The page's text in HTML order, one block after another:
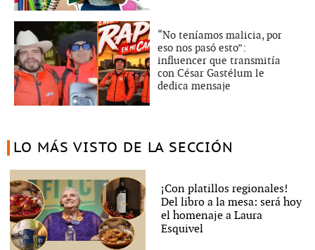
“No teníamos malicia, por
eso nos pasó esto”:
influencer que transmitía
con César Gastélum le
dedica mensaje
LO MÁS VISTO DE LA SECCIÓN
¡Con platillos regionales!
Del libro a la mesa: será hoy
el homenaje a Laura
Esquivel